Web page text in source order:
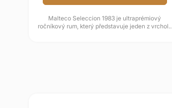
Malteco Seleccion 1983 je ultraprémiový
ročníkový rum, který představuje jeden z vrcholů